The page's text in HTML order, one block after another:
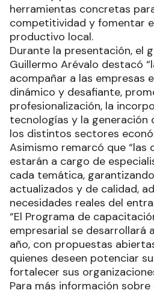
herramientas concretas
competitividad y fomentar
productivo local.
Durante la presentación, el
Guillermo Arévalo destacó
acompañar a las empresas
dinámico y desafiante,
profesionalización, la
tecnologías y la generación
los distintos sectores
Asimismo remarcó que “las
estarán a cargo de
cada temática,
actualizados y de calidad,
necesidades reales del
“El Programa de
empresarial se desarrollará
año, con propuestas
quienes deseen potenciar
fortalecer sus
Para más información